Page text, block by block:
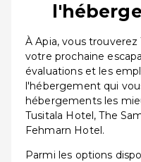
À Apia, vous
votre prochaine
évaluations et les
l'hébergement qui
hébergements les
Tusitala Hotel, The
Fehmarn Hotel.
Parmi les options